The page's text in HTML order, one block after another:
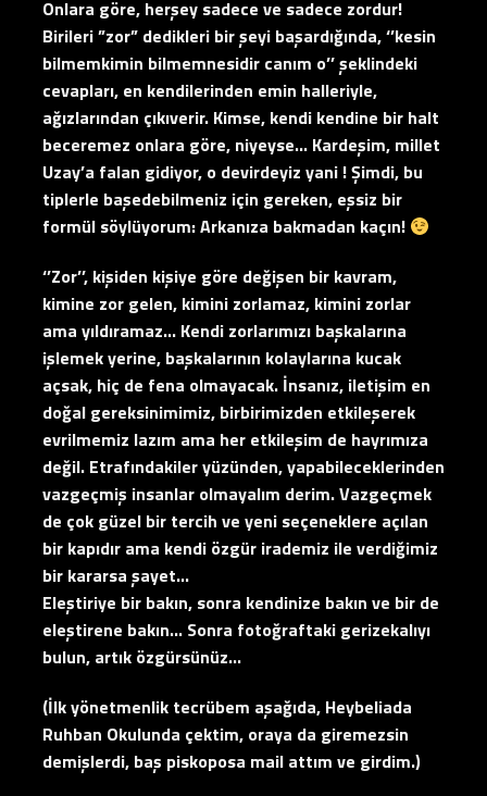
Onlara göre, herşey sadece ve sadece zordur!
Birileri ”zor” dedikleri bir şeyi başardığında, ‘’kesin
bilmemkimin bilmemnesidir canım o’’ şeklindeki
cevapları, en kendilerinden emin halleriyle,
ağızlarından çıkıverir. Kimse, kendi kendine bir halt
beceremez onlara göre, niyeyse… Kardeşim, millet
Uzay’a falan gidiyor, o devirdeyiz yani ! Şimdi, bu
tiplerle başedebilmeniz için gereken, eşsiz bir
formül söylüyorum: Arkanıza bakmadan kaçın!
‘’Zor’’, kişiden kişiye göre değişen bir kavram,
kimine zor gelen, kimini zorlamaz, kimini zorlar
ama yıldıramaz… Kendi zorlarımızı başkalarına
işlemek yerine, başkalarının kolaylarına kucak
açsak, hiç de fena olmayacak. İnsanız, iletişim en
doğal gereksinimimiz, birbirimizden etkileşerek
evrilmemiz lazım ama her etkileşim de hayrımıza
değil. Etrafındakiler yüzünden, yapabileceklerinden
vazgeçmiş insanlar olmayalım derim. Vazgeçmek
de çok güzel bir tercih ve yeni seçeneklere açılan
bir kapıdır ama kendi özgür irademiz ile verdiğimiz
bir kararsa şayet…
Eleştiriye bir bakın, sonra kendinize bakın ve bir de
eleştirene bakın… Sonra fotoğraftaki gerizekalıyı
bulun, artık özgürsünüz…
(İlk yönetmenlik tecrübem aşağıda, Heybeliada
Ruhban Okulunda çektim, oraya da giremezsin
demişlerdi, baş piskoposa mail attım ve girdim.)